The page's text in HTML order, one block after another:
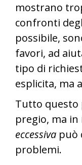
mostrano
confronti
possibile,
favori, ad
tipo di
esplicita, ma
Tutto questo
pregio, ma
eccessiva può
problemi.